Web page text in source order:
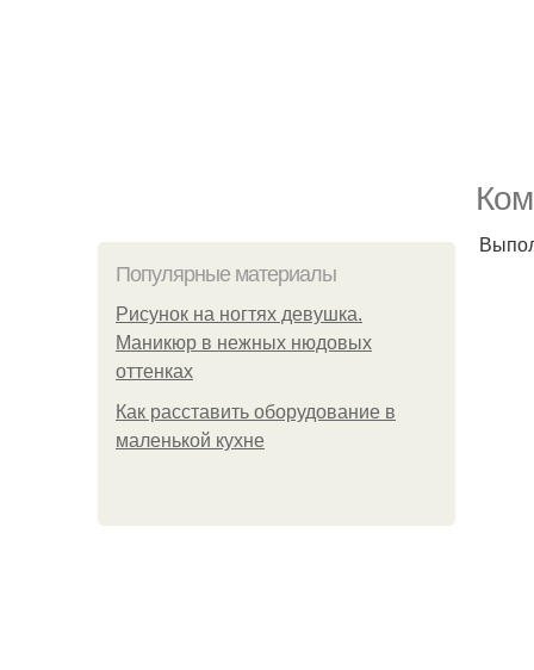
Популярные материалы
Рисунок на ногтях девушка.
Маникюр в нежных нюдовых
оттенках
Как расставить оборудование в
маленькой кухне